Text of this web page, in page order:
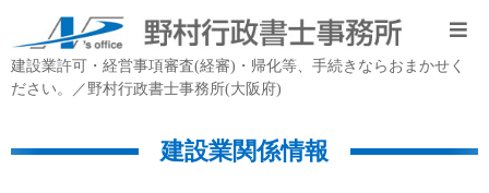
建設業許可・経営事項審査(経審)・帰化等、手続きならおまかせく
ださい。／野村行政書士事務所(大阪府)
建設業関係情報